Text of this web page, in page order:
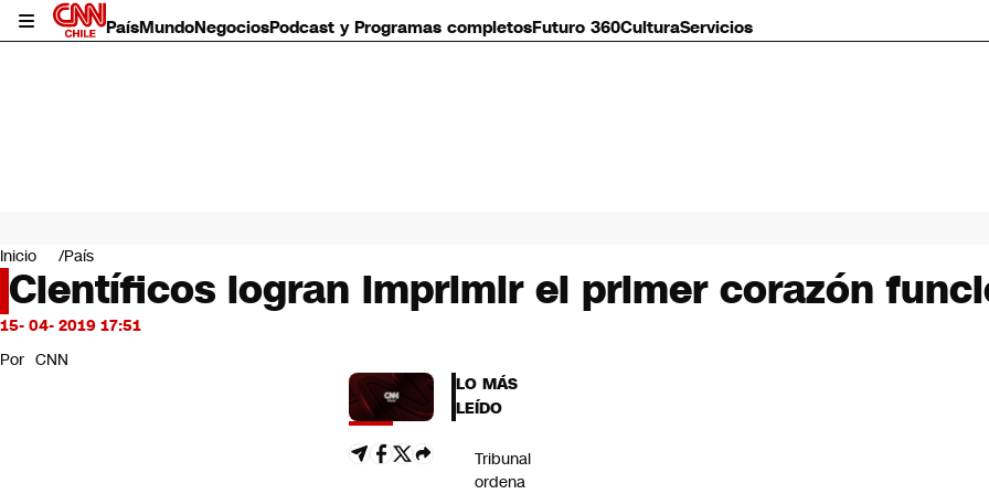
PaísMundoNegociosPodcast y Programas completosFuturo 360CulturaServicios
Mundo
Negocios
Deportes
Programas completos
Servicios
Inicio País
Científicos logran imprimir el primer corazón
15- 04- 2019 17:51
Por CNN
LO MÁS
LEÍDO
Tribunal
ordena